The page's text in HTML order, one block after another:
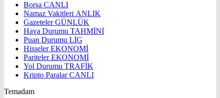
Borsa CANLI
Namaz Vakitleri ANLIK
GazetelerGÜNLÜK
Hava Durumu TAHMİNİ
Puan Durumu LİG
HisselerEKONOMİ
ParitelerEKONOMİ
Yol Durumu TRAFİK
Kripto ParalarCANLI
Temadam